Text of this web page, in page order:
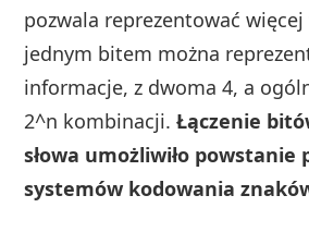
pozwala reprezentować
jednym bitem można
informacje, z dwoma 4, a
2^n kombinacji.Łączenie
słowa umożliwiło powstanie
systemów kodowania